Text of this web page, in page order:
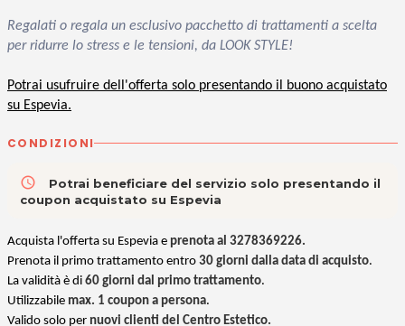
Regalati o regala un esclusivo pacchetto di trattamenti a scelta
per ridurre lo stress e le tensioni, da LOOK STYLE!
Potrai usufruire dell'offerta solo presentando il buono acquistato
su Espevia.
CONDIZIONI
access_time
Potrai beneficiare del servizio solo presentando il
coupon acquistato su Espevia
Acquista l'offerta su Espevia e prenota al 3278369226.
Prenota il primo trattamento entro 30 giorni dalla data di acquisto.
La validità è di 60 giorni dal primo trattamento.
Utilizzabile max. 1 coupon a persona.
Valido solo per nuovi clienti del Centro Estetico.